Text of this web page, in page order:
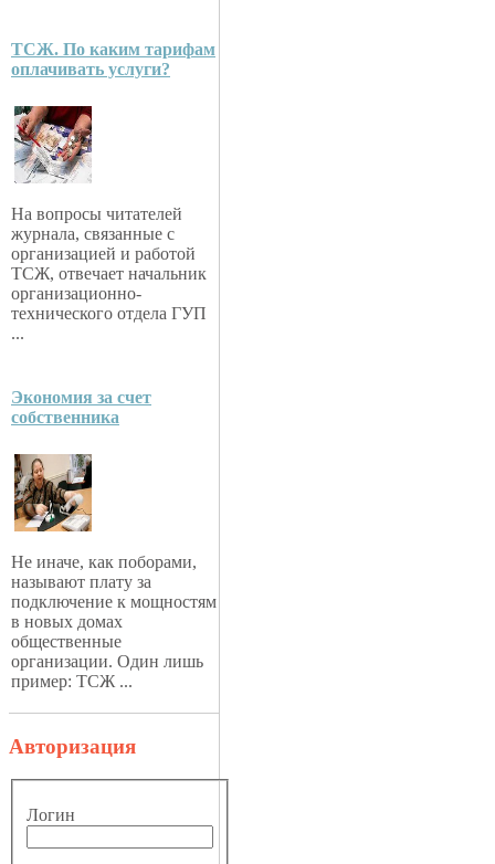
ТСЖ. По каким тарифам
оплачивать услуги?
На вопросы читателей
журнала, связанные с
организацией и работой
ТСЖ, отвечает начальник
организационно-
технического отдела ГУП
...
Экономия за счет
собственника
Не иначе, как поборами,
называют плату за
подключение к мощностям
в новых домах
общественные
организации. Один лишь
пример: ТСЖ ...
Авторизация
Логин